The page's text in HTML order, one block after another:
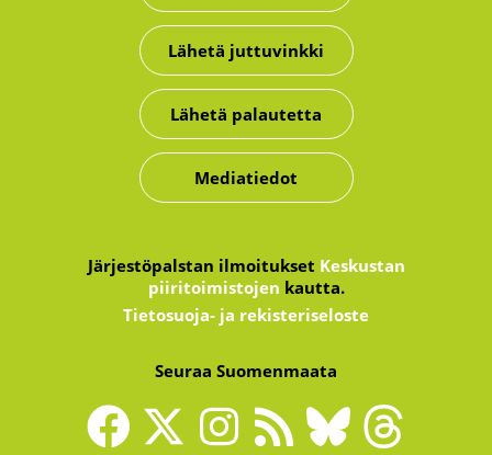
Lähetä juttuvinkki
Lähetä palautetta
Mediatiedot
Järjestöpalstan ilmoitukset Keskustan
piiritoimistojen kautta.
Tietosuoja- ja rekisteriseloste
Seuraa Suomenmaata